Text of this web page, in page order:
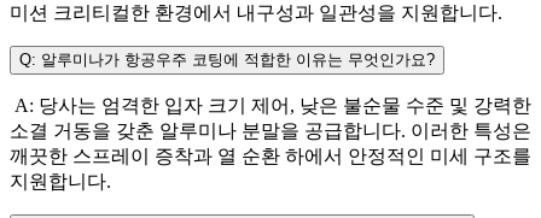
미션 크리티컬한 환경에서 내구성과 일관성을 지원합니다.
Q: 알루미나가 항공우주 코팅에 적합한 이유는 무엇인가요?
A: 당사는 엄격한 입자 크기 제어, 낮은 불순물 수준 및 강력한
소결 거동을 갖춘 알루미나 분말을 공급합니다. 이러한 특성은
깨끗한 스프레이 증착과 열 순환 하에서 안정적인 미세 구조를
지원합니다.